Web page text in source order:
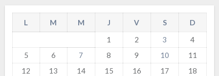
L M M J V S
D
1
2 3
4
5
6 7 8 9 10
11
12
13 14 15 16 17
18